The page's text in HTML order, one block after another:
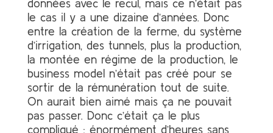
données avec le recul, mais ce n’était pas
le cas il y a une dizaine d’années. Donc
entre la création de la ferme, du système
d’irrigation, des tunnels, plus la production,
la montée en régime de la production, le
business model n’était pas créé pour se
sortir de la rémunération tout de suite.
On aurait bien aimé mais ça ne pouvait
pas passer. Donc c’était ça le plus
compliqué : énormément d’heures sans